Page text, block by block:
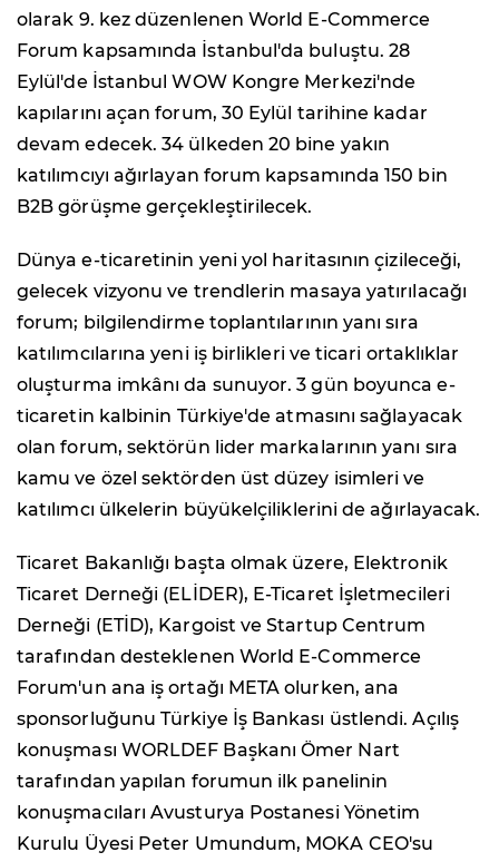
olarak 9. kez düzenlenen World E-Commerce
Forum kapsamında İstanbul'da buluştu. 28
Eylül'de İstanbul WOW Kongre Merkezi'nde
kapılarını açan forum, 30 Eylül tarihine kadar
devam edecek. 34 ülkeden 20 bine yakın
katılımcıyı ağırlayan forum kapsamında 150 bin
B2B görüşme gerçekleştirilecek.
Dünya e-ticaretinin yeni yol haritasının çizileceği,
gelecek vizyonu ve trendlerin masaya yatırılacağı
forum; bilgilendirme toplantılarının yanı sıra
katılımcılarına yeni iş birlikleri ve ticari ortaklıklar
oluşturma imkânı da sunuyor. 3 gün boyunca e-
ticaretin kalbinin Türkiye'de atmasını sağlayacak
olan forum, sektörün lider markalarının yanı sıra
kamu ve özel sektörden üst düzey isimleri ve
katılımcı ülkelerin büyükelçiliklerini de ağırlayacak.
Ticaret Bakanlığı başta olmak üzere, Elektronik
Ticaret Derneği (ELİDER), E-Ticaret İşletmecileri
Derneği (ETİD), Kargoist ve Startup Centrum
tarafından desteklenen World E-Commerce
Forum'un ana iş ortağı META olurken, ana
sponsorluğunu Türkiye İş Bankası üstlendi. Açılış
konuşması WORLDEF Başkanı Ömer Nart
tarafından yapılan forumun ilk panelinin
konuşmacıları Avusturya Postanesi Yönetim
Kurulu Üyesi Peter Umundum, MOKA CEO'su